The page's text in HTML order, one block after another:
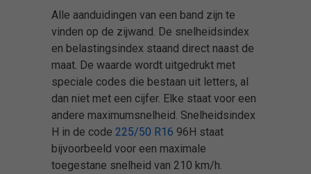
Alle aanduidingen van een band zijn te
vinden op de zijwand. De snelheidsindex
en belastingsindex staand direct naast de
maat. De waarde wordt uitgedrukt met
speciale codes die bestaan uit letters, al
dan niet met een cijfer. Elke staat voor een
andere maximumsnelheid. Snelheidsindex
H in de code 225/50 R16 96H staat
bijvoorbeeld voor een maximale
toegestane snelheid van 210 km/h.